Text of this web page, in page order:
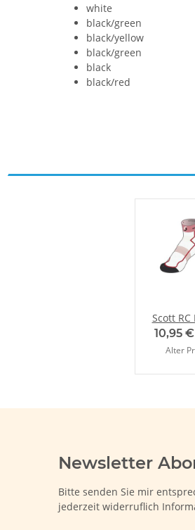
white
black/green
black/yellow
black/green
black
black/red
Scott RC
10,95
Alter
Newsletter
Bitte senden Sie mir
jederzeit widerruflich